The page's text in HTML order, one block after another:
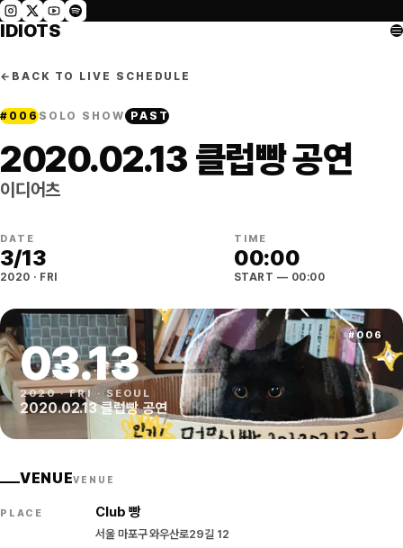
IDIOTS
← BACK TO LIVE SCHEDULE
# 006SOLO SHOW PAST
2020.02.13 클럽빵 공연
이디어츠
DATE
3/13
2020 · FRI
TIME
00:00
START — 00:00
#006
03.13
2020·FRI·SEOUL
2020.02.13 클럽빵 공연
VENUEVENUE
PLACE Club 빵
서울 마포구 와우산로29길 12